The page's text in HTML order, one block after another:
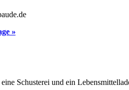
»
Schusterei und ein